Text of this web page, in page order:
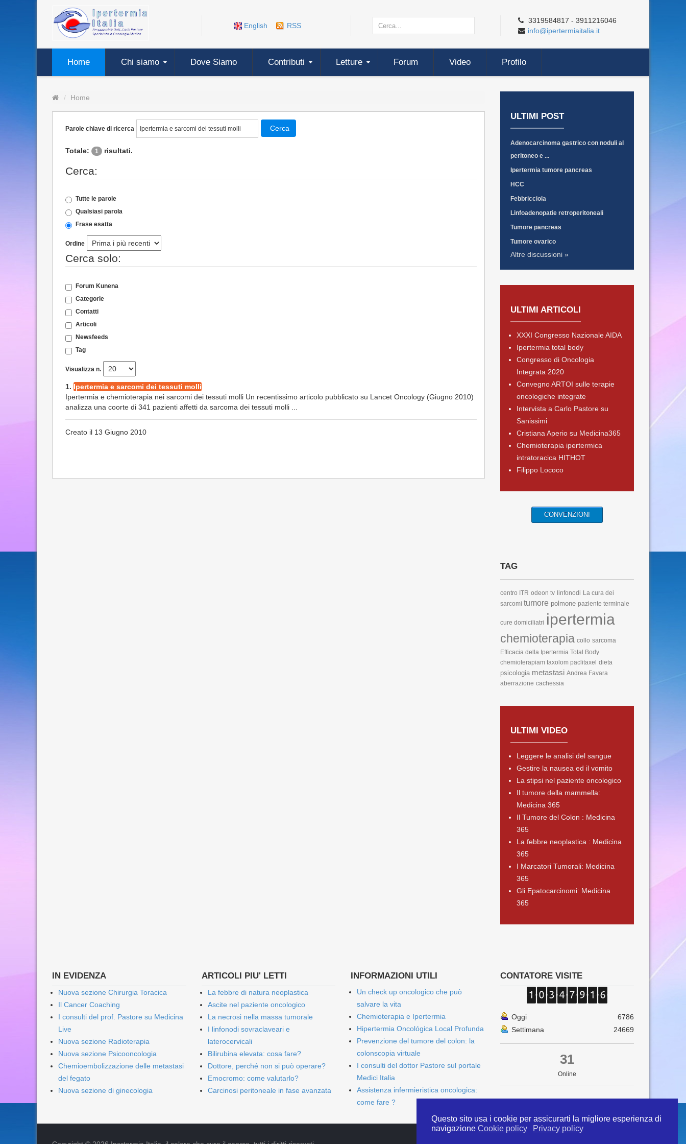
Questo sito usa i cookie per assicurarti la migliore esperienza di
navigazione Cookie policy Privacy policy
English RSS
3319584817 - 3911216046
info@ipertermiaitalia.it
Home Chi siamo Dove Siamo Contributi Letture Forum Video Profilo
Home
Parole chiave di ricerca Cerca
Totale: 1 risultati.
Cerca:
Tutte le parole
Qualsiasi parola
Frase esatta
Ordine
Cerca solo:
Forum Kunena
Categorie
Contatti
Articoli
Newsfeeds
Tag
Visualizza n.
1. Ipertermia e sarcomi dei tessuti molli
Ipertermia e chemioterapia nei sarcomi dei tessuti molli Un recentissimo articolo pubblicato su Lancet Oncology (Giugno 2010)
analizza una coorte di 341 pazienti affetti da sarcoma dei tessuti molli ...
Creato il 13 Giugno 2010
ULTIMI POST
Adenocarcinoma gastrico con noduli al
peritoneo e ...
Ipertermia tumore pancreas
HCC
Febbricciola
Linfoadenopatie retroperitoneali
Tumore pancreas
Tumore ovarico
Altre discussioni »
ULTIMI ARTICOLI
XXXI Congresso Nazionale AIDA
Ipertermia total body
Congresso di Oncologia
Integrata 2020
Convegno ARTOI sulle terapie
oncologiche integrate
Intervista a Carlo Pastore su
Sanissimi
Cristiana Aperio su Medicina365
Chemioterapia ipertermica
intratoracica HITHOT
Filippo Lococo
CONVENZIONI
TAG
centro ITR odeon tv linfonodi La cura dei
sarcomi tumore polmone paziente terminale
cure domiciliatri ipertermia
chemioterapia collo sarcoma
Efficacia della Ipertermia Total Body
chemioterapiam taxolom paclitaxel dieta
psicologia metastasi Andrea Favara
aberrazione cachessia
ULTIMI VIDEO
Leggere le analisi del sangue
Gestire la nausea ed il vomito
La stipsi nel paziente oncologico
Il tumore della mammella:
Medicina 365
Il Tumore del Colon : Medicina
365
La febbre neoplastica : Medicina
365
I Marcatori Tumorali: Medicina
365
Gli Epatocarcinomi: Medicina
365
IN EVIDENZA
Nuova sezione Chirurgia Toracica
Il Cancer Coaching
I consulti del prof. Pastore su Medicina
Live
Nuova sezione Radioterapia
Nuova sezione Psicooncologia
Chemioembolizzazione delle metastasi
del fegato
Nuova sezione di ginecologia
ARTICOLI PIU' LETTI
La febbre di natura neoplastica
Ascite nel paziente oncologico
La necrosi nella massa tumorale
I linfonodi sovraclaveari e
laterocervicali
Bilirubina elevata: cosa fare?
Dottore, perché non si può operare?
Emocromo: come valutarlo?
Carcinosi peritoneale in fase avanzata
INFORMAZIONI UTILI
Un check up oncologico che può
salvare la vita
Chemioterapia e Ipertermia
Hipertermia Oncológica Local Profunda
Prevenzione del tumore del colon: la
colonscopia virtuale
I consulti del dottor Pastore sul portale
Medici Italia
Assistenza infermieristica oncologica:
come fare ?
CONTATORE VISITE
Oggi
6786
Settimana
24669
31
Online